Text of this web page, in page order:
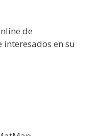
de
en su